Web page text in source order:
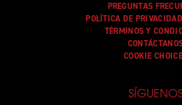
PREGUNTAS
POLÍTICA DE
TÉRMINOS Y
COOKIE